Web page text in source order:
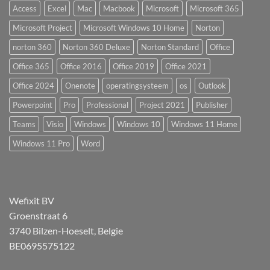
Access Excel Mac Macbook Microsoft
Microsoft 365
Microsoft Project
Microsoft Windows 10 Home
Norton
norton 360
Norton 360 Deluxe Norton Standard
Office
Office 365
Office 2016 Office 2019
Office 2021
Office 2024
Onenote operatingsysteem os
Outlook
Powerpoint
Pro Professional Project 2021
Publisher
Teams
Visio Windows Windows 10
Windows 11 Home
Windows 11 Pro
Word
Wefixit BV
Groenstraat 6
3740 Bilzen-Hoeselt, Belgie
BE0695575122